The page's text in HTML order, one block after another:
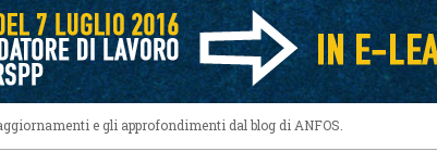
e gli approfondimenti dal blog di ANFOS.